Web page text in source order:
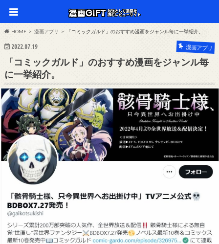
HOME 漫画アプリ 「コミックガルド」のおすすめ漫画をジャンル毎に一挙紹介。
2022.07.19 漫画アプリ
「コミックガルド」のおすすめ漫画をジャンル毎
に一挙紹介。